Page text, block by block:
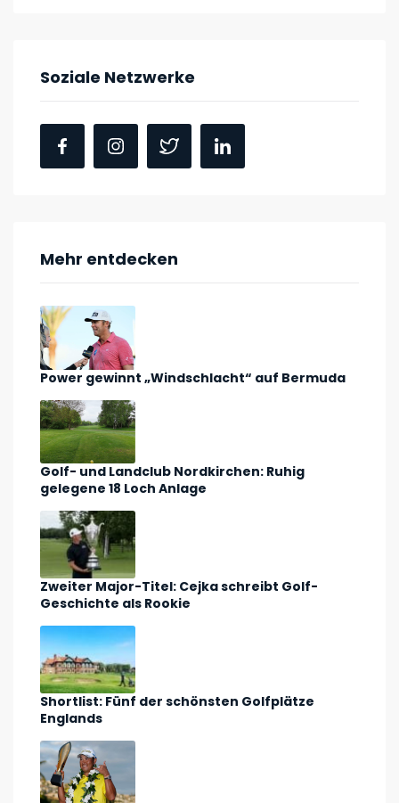
Soziale Netzwerke
Mehr entdecken
Power gewinnt „Windschlacht“ auf Bermuda
Golf- und Landclub Nordkirchen: Ruhig
gelegene 18 Loch Anlage
Zweiter Major-Titel: Cejka schreibt Golf-
Geschichte als Rookie
Shortlist: Fünf der schönsten Golfplätze
Englands